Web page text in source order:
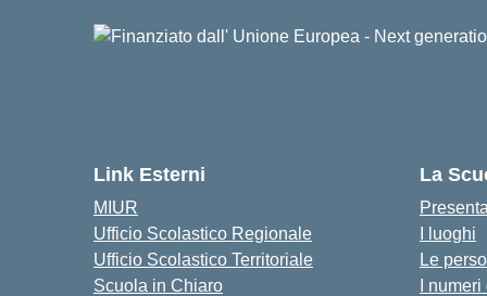
Link Esterni
MIUR
Ufficio Scolastico Regionale
Ufficio Scolastico Territoriale
Scuola in Chiaro
La
I luoghi
Le
I